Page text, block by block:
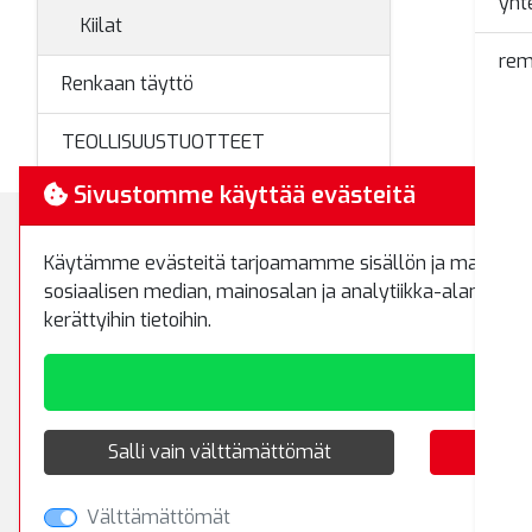
Kiilat
Renkaan täyttö
TEOLLISUUSTUOTTEET
Hakamäenkuja 7
01510 Vantaa
Puh. (09) 8700 520
Myynti ja
Sivustomme käyttää evästeitä
Käytämme evästeitä tarjoamamme sisällön ja
sosiaalisen median, mainosalan ja analytiikka-alan
kerättyihin tietoihin.
Salli vain välttämättömät
Välttämättömät